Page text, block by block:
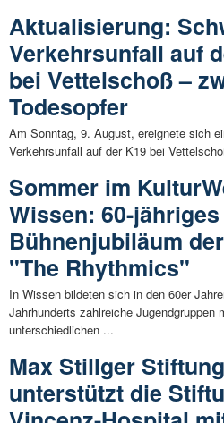
Aktualisierung:
Verkehrsunfall auf
bei Vettelschoß –
Todesopfer
Am Sonntag, 9. August, ereignete sich
Verkehrsunfall auf der K19 bei
Sommer im
Wissen: 60-jähriges
Bühnenjubiläum
"The Rhythmics"
In Wissen bildeten sich in den 60er
Jahrhunderts zahlreiche Jugendgruppen
unterschiedlichen ...
Max Stillger Stiftung
unterstützt die